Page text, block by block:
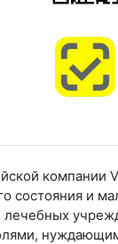
компании
состояния и
лечебных